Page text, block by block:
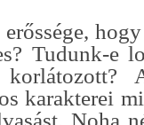
Tudunk-e
karakterei
Noha